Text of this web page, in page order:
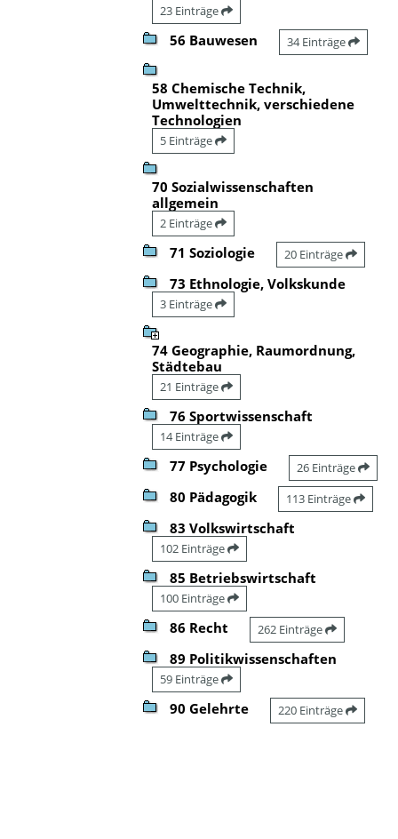
23 Einträge
56 Bauwesen 34 Einträge
58 Chemische Technik,
Umwelttechnik, verschiedene
Technologien
5 Einträge
70 Sozialwissenschaften
allgemein
2 Einträge
71 Soziologie 20 Einträge
73 Ethnologie, Volkskunde
3 Einträge
74 Geographie, Raumordnung,
Städtebau
21 Einträge
76 Sportwissenschaft
14 Einträge
77 Psychologie 26 Einträge
80 Pädagogik 113 Einträge
83 Volkswirtschaft
102 Einträge
85 Betriebswirtschaft
100 Einträge
86 Recht 262 Einträge
89 Politikwissenschaften
59 Einträge
90 Gelehrte 220 Einträge